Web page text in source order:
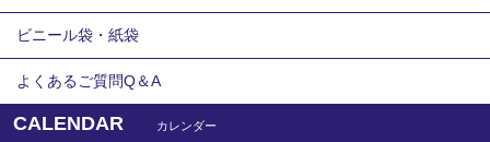
ビニール袋・紙袋
よくあるご質問Q＆A
CALENDAR カレンダー